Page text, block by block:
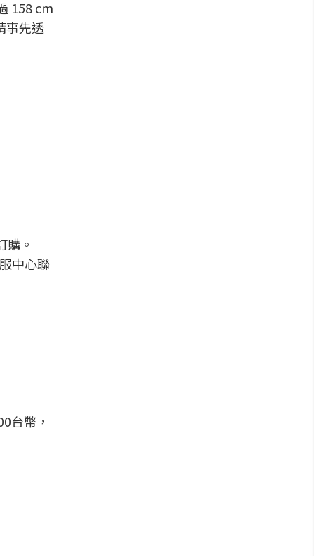
158 cm
事先透
。
中心聯
台幣，